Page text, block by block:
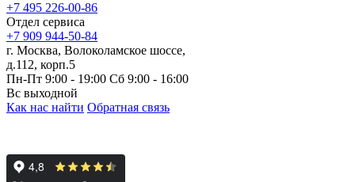
+7 495 226-00-86
Отдел сервиса
+7 909 944-50-84
г. Москва, Волоколамское шоссе,
д.112, корп.5
Пн-Пт 9:00 - 19:00 Сб 9:00 - 16:00
Вс выходной
Как нас найти Обратная связь